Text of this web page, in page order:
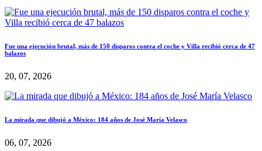
Fue una ejecución brutal, más de 150 disparos contra el coche y Villa recibió cerca de 47
balazos
20, 07, 2026
La mirada que dibujó a México: 184 años de José María Velasco
06, 07, 2026